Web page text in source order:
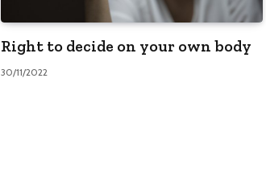
Right to decide on your own body
30/11/2022